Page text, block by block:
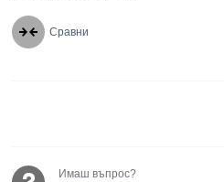
Сравни
Имаш въпрос?